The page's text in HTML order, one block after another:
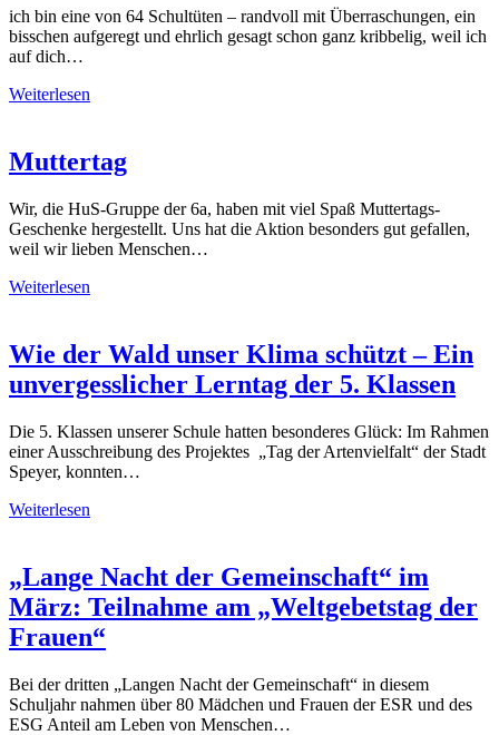
ich bin eine von 64 Schultüten – randvoll mit Überraschungen, ein
bisschen aufgeregt und ehrlich gesagt schon ganz kribbelig, weil ich
auf dich…
Weiterlesen
Muttertag
Wir, die HuS-Gruppe der 6a, haben mit viel Spaß Muttertags-
Geschenke hergestellt. Uns hat die Aktion besonders gut gefallen,
weil wir lieben Menschen…
Weiterlesen
Wie der Wald unser Klima schützt – Ein
unvergesslicher Lerntag der 5. Klassen
Die 5. Klassen unserer Schule hatten besonderes Glück: Im Rahmen
einer Ausschreibung des Projektes „Tag der Artenvielfalt“ der Stadt
Speyer, konnten…
Weiterlesen
„Lange Nacht der Gemeinschaft“ im
März: Teilnahme am „Weltgebetstag der
Frauen“
Bei der dritten „Langen Nacht der Gemeinschaft“ in diesem
Schuljahr nahmen über 80 Mädchen und Frauen der ESR und des
ESG Anteil am Leben von Menschen…